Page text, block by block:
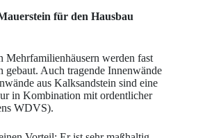
für den Hausbau
Mehrfamilienhäusern werden fast
gebaut. Auch tragende Innenwände
aus Kalksandstein sind eine
in Kombination mit ordentlicher
WDVS).